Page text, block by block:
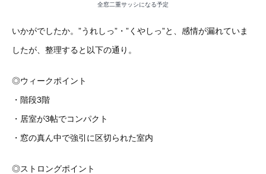
全窓二重サッシになる予定
いかがでしたか。”うれしっ”・”くやしっ”と、感情が漏れていま
したが、整理すると以下の通り。
◎ウィークポイント
・階段3階
・居室が3帖でコンパクト
・窓の真ん中で強引に区切られた室内
◎ストロングポイント